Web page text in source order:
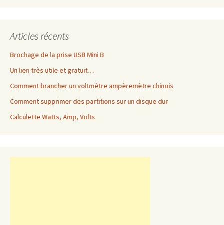
Articles récents
Brochage de la prise USB Mini B
Un lien très utile et gratuit…
Comment brancher un voltmètre ampèremètre chinois
Comment supprimer des partitions sur un disque dur
Calculette Watts, Amp, Volts